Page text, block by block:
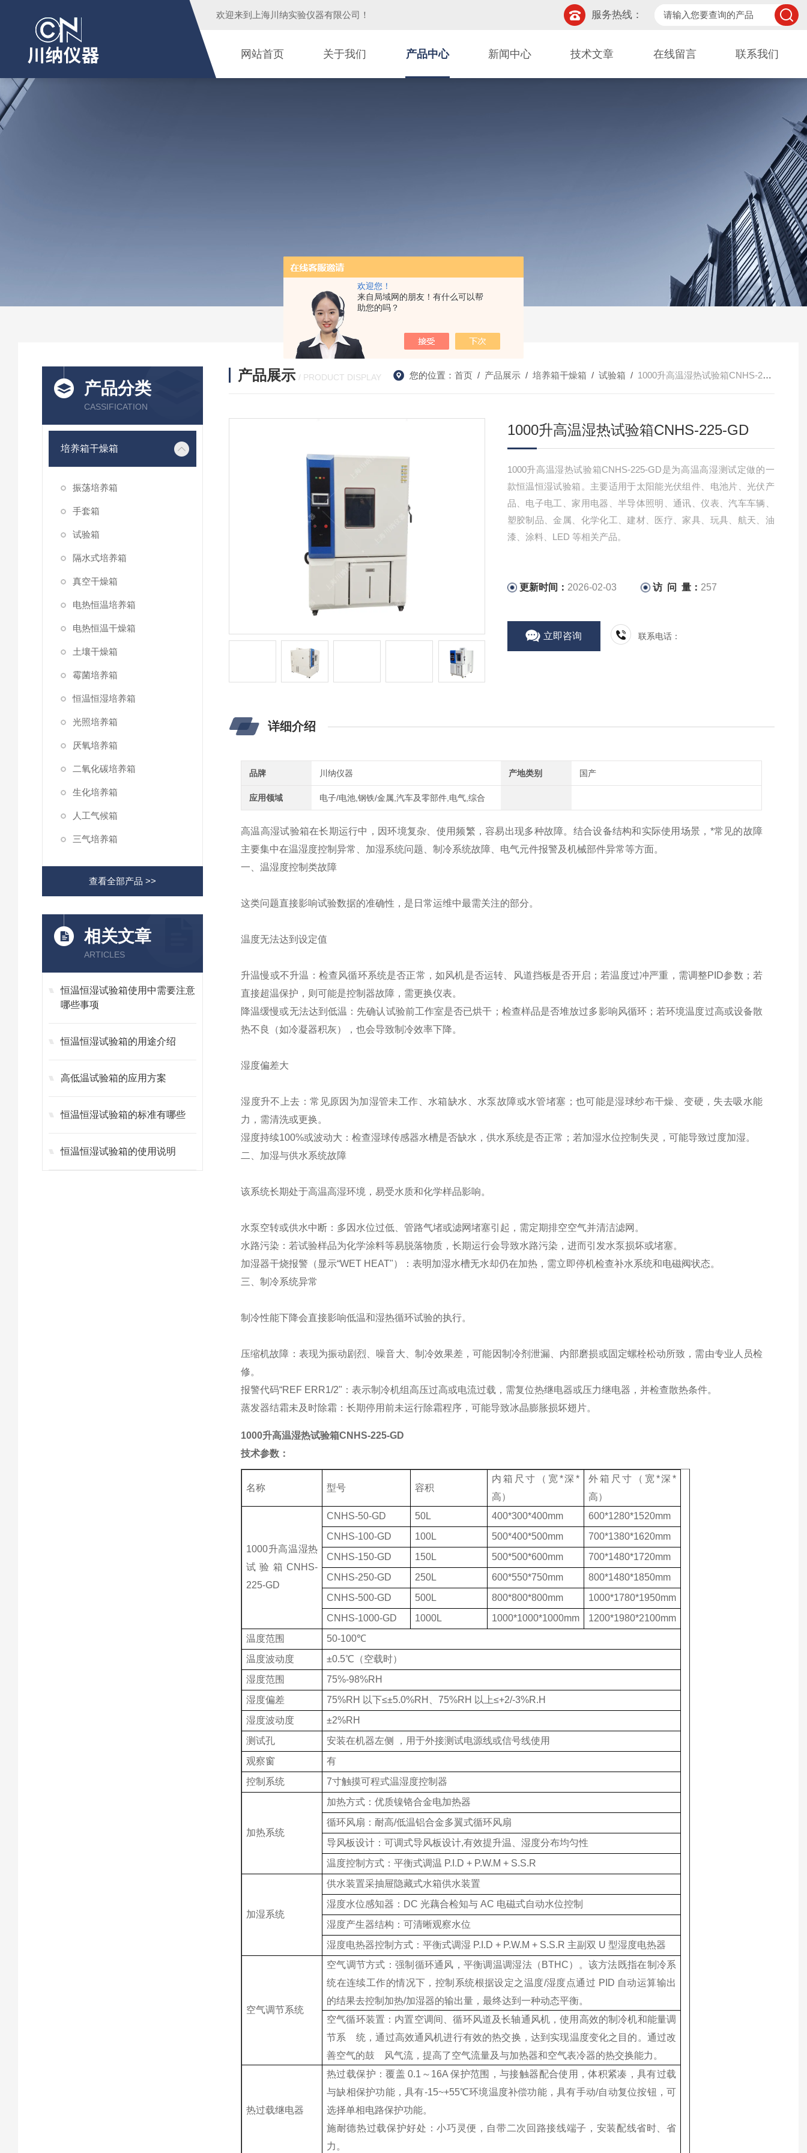
欢迎您！
来自局域网的朋友！有什么可以帮
助您的吗？
欢迎来到 上海川纳实验仪器有限公司 ！ 服务热线：
网站首页 关于我们 产品中心 新闻中心 技术文章 在线留言 联系我们
产品分类
CASSIFICATION
培养箱干燥箱
振荡培养箱
手套箱
试验箱
隔水式培养箱
真空干燥箱
电热恒温培养箱
电热恒温干燥箱
土壤干燥箱
霉菌培养箱
恒温恒湿培养箱
光照培养箱
厌氧培养箱
二氧化碳培养箱
生化培养箱
人工气候箱
三气培养箱
查看全部产品 >>
相关文章
ARTICLES
恒温恒湿试验箱使用中需要注意
哪些事项
恒温恒湿试验箱的用途介绍
高低温试验箱的应用方案
恒温恒湿试验箱的标准有哪些
恒温恒湿试验箱的使用说明
产品展示 / PRODUCT DISPLAY 您的位置： 首页/ 产品展示/ 培养箱干燥箱 / 试验箱 / 1000升高温湿热试验箱CNHS-225-GD
1000升高温湿热试验箱CNHS-225-GD
1000升高温湿热试验箱CNHS-225-GD是为高温高湿测试定做的一
款恒温恒湿试验箱。主要适用于太阳能光伏组件、电池片、光伏产
品、电子电工、家用电器、半导体照明、通讯、仪表、汽车车辆、
塑胶制品、金属、化学化工、建材、医疗、家具、玩具、航天、油
漆、涂料、LED 等相关产品。
更新时间： 2026-02-03 访 问 量： 257
立即咨询 联系电话：
详细介绍
品牌 川纳仪器 产地类别 国产
应用领域 电子/电池,钢铁/金属,汽车及零部件,电气,综合
高温高湿试验箱在长期运行中，因环境复杂、使用频繁，容易出现多种故障。结合设备结构和实际使用场景， *常见的故障
主要集中在‌温湿度控制异常、加湿系统问题、制冷系统故障、电气元件报警及机械部件异常‌等方面。
一、温湿度控制类故障
这类问题直接影响试验数据的准确性，是日常运维中最需关注的部分。
温度无法达到设定值‌
升温慢或不升温‌：检查风循环系统是否正常，如风机是否运转、风道挡板是否开启；若温度过冲严重，需调整PID参数；若
直接超温保护，则可能是控制器故障，需更换仪表。
降温缓慢或无法达到低温‌：先确认试验前工作室是否已烘干；检查样品是否堆放过多影响风循环；若环境温度过高或设备散
热不良（如冷凝器积灰），也会导致制冷效率下降。
湿度偏差大‌
湿度升不上去‌：常见原因为加湿管未工作、水箱缺水、水泵故障或水管堵塞；也可能是湿球纱布干燥、变硬，失去吸水能
力，需清洗或更换。
湿度持续100%或波动大‌：检查湿球传感器水槽是否缺水，供水系统是否正常；若加湿水位控制失灵，可能导致过度加湿。
二、加湿与供水系统故障
该系统长期处于高温高湿环境，易受水质和化学样品影响。
水泵空转或供水中断：多因水位过低、管路气堵或滤网堵塞引起，需定期排空空气并清洁滤网。
水路污染：若试验样品为化学涂料等易脱落物质，长期运行会导致水路污染，进而引发水泵损坏或堵塞。
加湿器干烧报警（显示“WET HEAT"）：表明加湿水槽无水却仍在加热，需立即停机检查补水系统和电磁阀状态。
三、制冷系统异常
制冷性能下降会直接影响低温和湿热循环试验的执行。
压缩机故障：表现为振动剧烈、噪音大、制冷效果差，可能因制冷剂泄漏、内部磨损或固定螺栓松动所致，需由专业人员检
修。
报警代码“REF ERR1/2"：表示制冷机组高压过高或电流过载，需复位热继电器或压力继电器，并检查散热条件。
蒸发器结霜未及时除霜：长期停用前未运行除霜程序，可能导致冰晶膨胀损坏翅片。
1000升高温湿热试验箱CNHS-225-GD
技术参数：
名称 型号 容积
内箱尺寸（宽*深*
高）
外箱尺寸（宽*深*
高）
1000升高温湿热
试验箱CNHS-
225-GD
CNHS-50-GD 50L 400*300*400mm
600*1280*1520mm
CNHS-100-GD
100L 500*400*500mm
700*1380*1620mm
CNHS-150-GD
150L 500*500*600mm
700*1480*1720mm
CNHS-250-GD
250L 600*550*750mm
800*1480*1850mm
CNHS-500-GD
500L 800*800*800mm
1000*1780*1950mm
CNHS-1000-GD
1000L 1000*1000*1000mm
1200*1980*2100mm
温度范围
50-100℃
温度波动度
±0.5℃（空载时）
湿度范围
75%-98%RH
湿度偏差
75%RH 以下≤±5.0%RH、75%RH 以上≤+2/-3%R.H
湿度波动度
±2%RH
测试孔
安装在机器左侧 ，用于外接测试电源线或信号线使用
观察窗
有
控制系统
7寸触摸可程式温湿度控制器
加热系统
加热方式：优质镍铬合金电加热器
循环风扇：耐高/低温铝合金多翼式循环风扇
导风板设计：可调式导风板设计,有效提升温、湿度分布均匀性
温度控制方式：平衡式调温 P.I.D + P.W.M + S.S.R
加湿系统
供水装置采抽屉隐藏式水箱供水装置
湿度水位感知器：DC 光藕合检知与 AC 电磁式自动水位控制
湿度产生器结构：可清晰观察水位
湿度电热器控制方式：平衡式调湿 P.I.D + P.W.M + S.S.R 主副双 U 型湿度电热器
空气调节系统
空气调节方式：强制循环通风，平衡调温调湿法（BTHC）。该方法既指在制冷系
统在连续工作的情况下，控制系统根据设定之温度/湿度点通过 PID 自动运算输出
的结果去控制加热/加湿器的输出量，最终达到一种动态平衡。
空气循环装置：内置空调间、循环风道及长轴通风机，使用高效的制冷机和能量调
节系 统，通过高效通风机进行有效的热交换，达到实现温度变化之目的。通过改
善空气的鼓 风气流，提高了空气流量及与加热器和空气表冷器的热交换能力。
热过载继电器
热过载保护：覆盖 0.1～16A 保护范围，与接触器配合使用，体积紧凑，具有过载
与缺相保护功能，具有-15~+55℃环境温度补偿功能，具有手动/自动复位按钮，可
选择单相电路保护功能。
施耐德热过载保护好处：小巧灵便，自带二次回路接线端子，安装配线省时、省
力。